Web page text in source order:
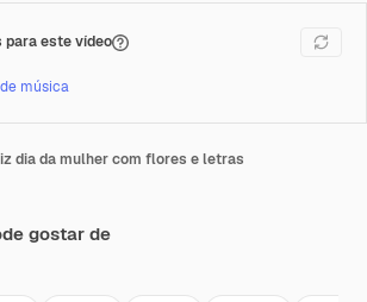
para este vídeo
música
dia da mulher com flores e letras
gostar de